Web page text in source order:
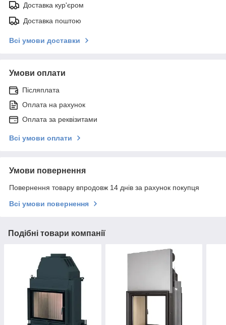
Доставка кур'єром
Доставка поштою
Всі умови доставки
Умови оплати
Післяплата
Оплата на рахунок
Оплата за реквізитами
Всі умови оплати
Умови повернення
Повернення товару впродовж 14 днів за рахунок покупця
Всі умови повернення
Подібні товари компанії